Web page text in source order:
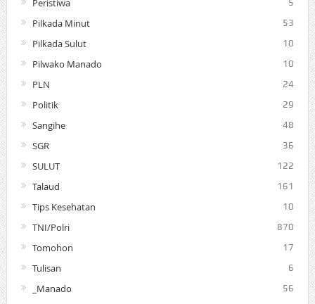
Peristiwa 5
Pilkada Minut 53
Pilkada Sulut 10
Pilwako Manado 10
PLN 24
Politik 29
Sangihe 48
SGR 36
SULUT 122
Talaud 161
Tips Kesehatan 10
TNI/Polri 870
Tomohon 17
Tulisan 6
_Manado 56